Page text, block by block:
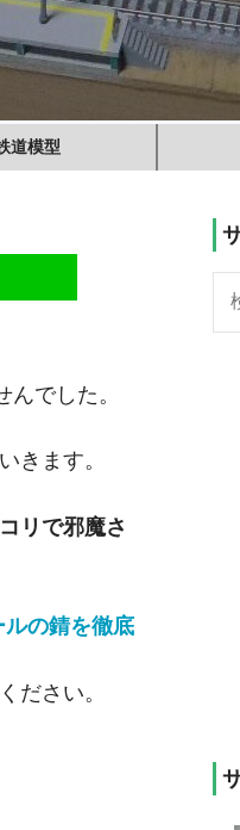
道模型
でした。
いきます。
リで邪魔さ
の錆を徹底
さい。
索: